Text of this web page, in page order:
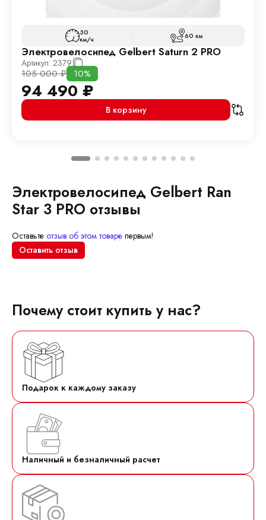
30
км/ч 60 км
Электровелосипед Gelbert Saturn 2 PRO
Артикул: 2379
105 000₽ 10%
94 490 ₽
В корзину
Электровелосипед Gelbert Ran
Star 3 PRO отзывы
Оставьте отзыв об этом товаре первым!
Оставить отзыв
Почему стоит купить у нас?
Подарок к каждому заказу
Наличный и безналичный расчет